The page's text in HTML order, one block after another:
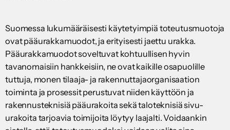
Suomessa lukumääräisesti käytetyimpiä toteutusmuotoja
ovat pääurakkamuodot, ja erityisesti jaettu urakka.
Pääurakkamuodot soveltuvat kohtuullisen hyvin
tavanomaisiin hankkeisiin, ne ovat kaikille osapuolille
tuttuja, monen tilaaja- ja rakennuttajaorganisaation
toiminta ja prosessit perustuvat niiden käyttöön ja
rakennusteknisiä pääurakoita sekä taloteknisiä sivu-
urakoita tarjoavia toimijoita löytyy laajalti. Voidaankin